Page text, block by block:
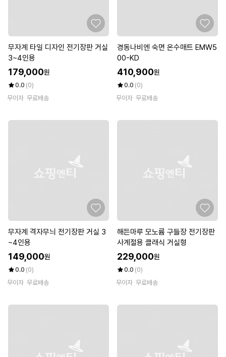
무자계 타일 디자인 전기장판 거실
3~4인용
179,000원
0.0 (0)
무이자 무료배송
경동나비엔 숙면 온수매트 EMW5
00-KD
410,900원
0.0 (0)
무이자 무료배송
무자계 격자무늬 전기장판 거실 3
~4인용
149,000원
0.0 (0)
무이자 무료배송
해든마루 모노륨 구들장 전기장판
사계절용 클래식 거실형
229,000원
0.0 (0)
무이자 무료배송